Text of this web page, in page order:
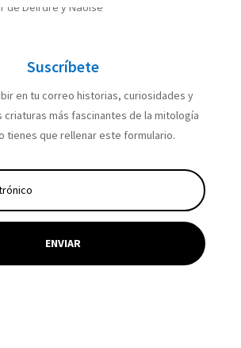
Suscríbete
en tu correo historias, curiosidades y
criaturas más fascinantes de la mitología
tienes que rellenar este formulario.
ENVIAR